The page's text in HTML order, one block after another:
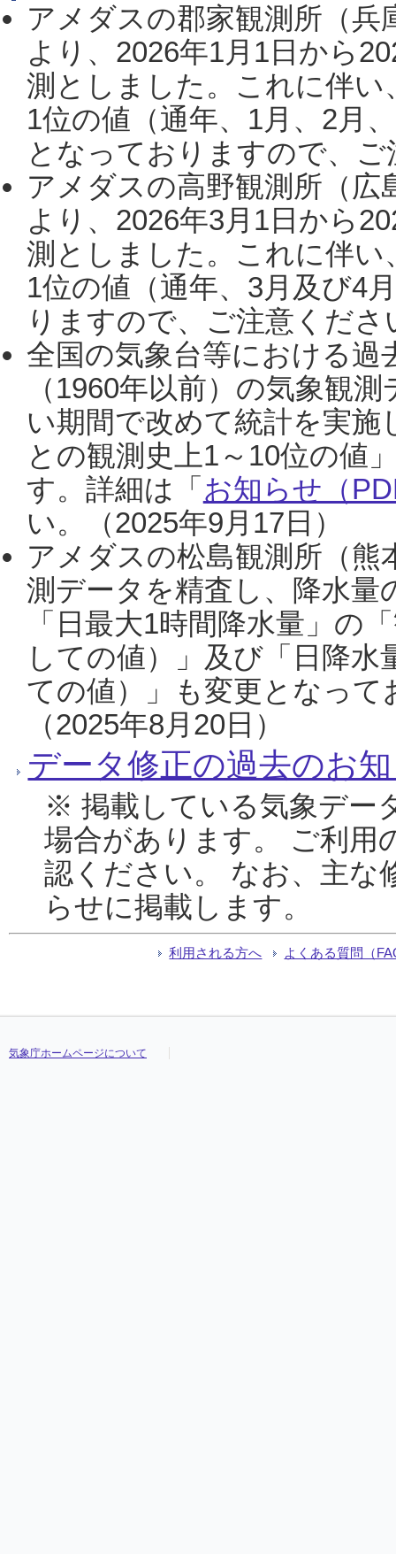
アメダスの郡家観測所（
より、2026年1月1日から
測としました。これに伴い
1位の値（通年、1月、2月
となっておりますので、
アメダスの高野観測所（
より、2026年3月1日から
測としました。これに伴い
1位の値（通年、3月及び4
りますので、ご注意くだ
全国の気象台等における過
（1960年以前）の気象観
い期間で改めて統計を実
との観測史上1～10位の値
す。詳細は「 お知らせ（
い。（2025年9月17日）
アメダスの松島観測所（熊
測データを精査し、降水
「日最大1時間降水量」の
しての値）」及び「日降
ての値）」も変更となっ
（2025年8月20日）
データ修正の過去のお
※ 掲載している気象デー
場合があります。 ご利用
認ください。 なお、主な
らせに掲載します。
利用される方へ よくある質問（
気象庁ホームページについて